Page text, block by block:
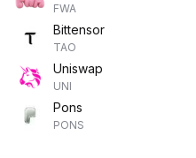
FWA
Bittensor
TAO
Uniswap
UNI
Pons
PONS